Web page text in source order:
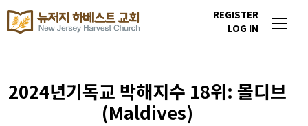
REGISTER
LOG IN
2024년기독교 박해지수 18위: 몰디브
(Maldives)